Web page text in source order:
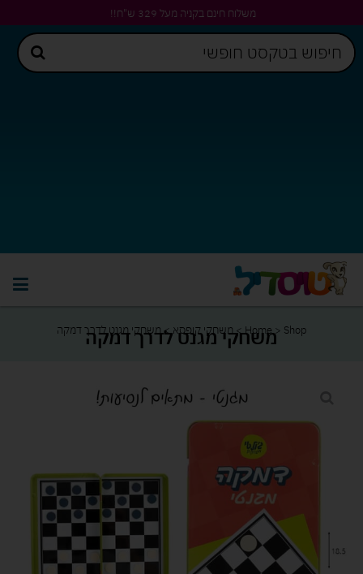
משלוח חינם בקניה מעל 329 ש"ח!!
Home> Shop
>משחקי קופסא>משחקי מגנט לדרך דמקה
משחקי מגנט לדרך דמקה